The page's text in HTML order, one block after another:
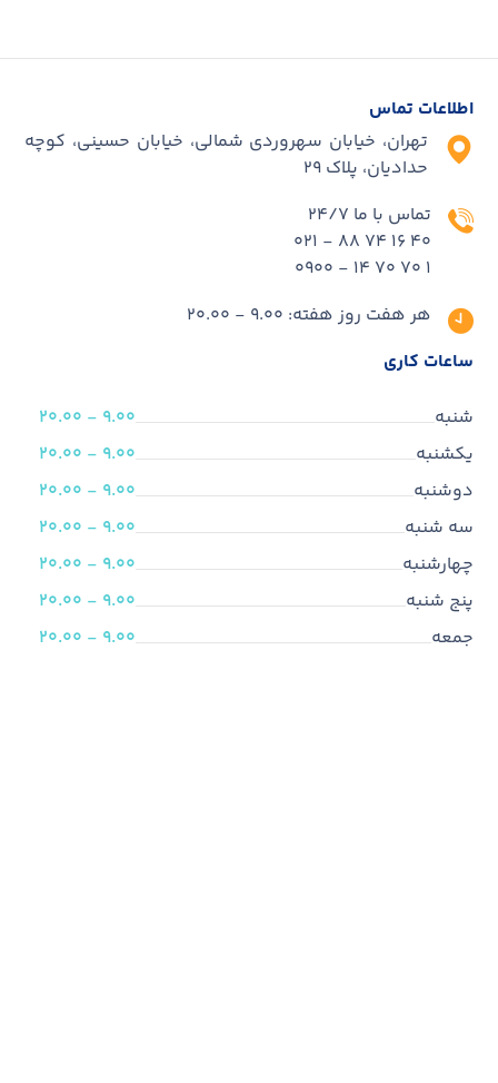
اطلاعات تماس
تهران، خیابان سهروردی شمالی، خیابان حسینی، کوچه
حدادیان، پلاک ۲۹
تماس با ما 24/7
40 16 74 88 - 021
1 70 70 14 - 0900
هر هفت روز هفته: 9.00 - 20.00
ساعات کاری
شنبه
9.00 - 20.00
یکشنبه
9.00 - 20.00
دوشنبه
9.00 - 20.00
سه شنبه
9.00 - 20.00
چهارشنبه
9.00 - 20.00
پنج شنبه
9.00 - 20.00
جمعه
9.00 - 20.00